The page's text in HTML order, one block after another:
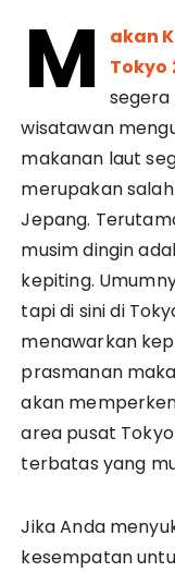
M
akan
Tokyo
segera
wisatawan
makanan laut
merupakan
Jepang.
musim dingin
kepiting.
tapi di sini di
menawarkan
prasmanan
akan
area pusat
terbatas yang
Jika Anda
kesempatan